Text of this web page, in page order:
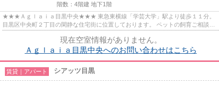
階数：4階建 地下1階
★★★Ａｇｌａｉａ目黒中央★★★ 東急東横線「学芸大学」駅より徒歩１１分。
目黒区中央町２丁目の閑静な住宅街に位置しております。 ペットの飼育ご相談可
現在空室情報がありません。
Ａｇｌａｉａ目黒中央へのお問い合わせはこちら
賃貸｜アパート シアッツ目黒